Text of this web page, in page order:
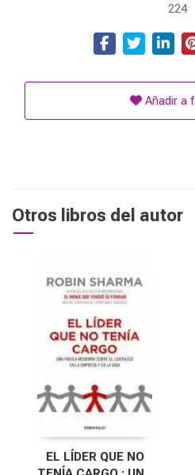
224
Añadir a
Otros libros del autor
EL LÍDER QUE NO